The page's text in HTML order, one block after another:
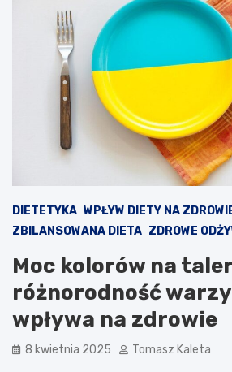
DIETETYKA WPŁYW DIETY NA
ZBILANSOWANA DIETA ZDROWE
Moc kolorów na
różnorodność
wpływa na zdrowie
8 kwietnia 2025 Tomasz Kaleta